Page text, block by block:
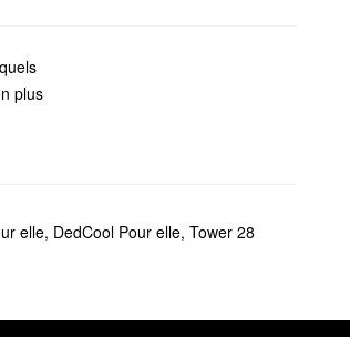
plus
leelle, DedCool Pour elle, Tower 28